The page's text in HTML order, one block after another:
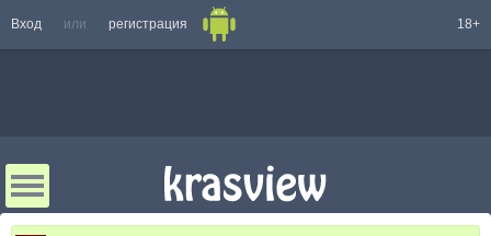
Вход или регистрация 18+